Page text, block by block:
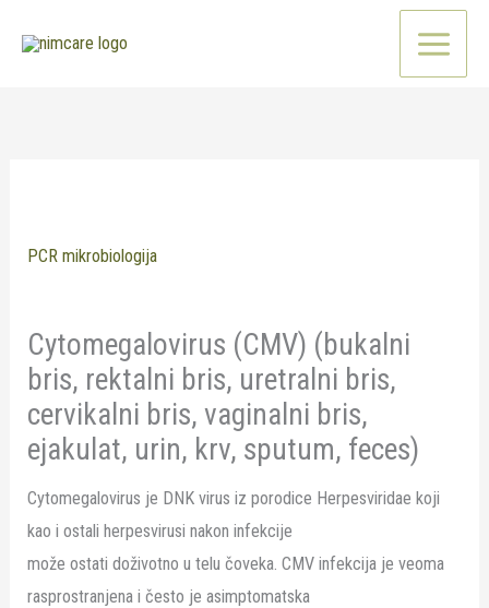
PCR mikrobiologija
Cytomegalovirus (CMV) (bukalni
bris, rektalni bris, uretralni bris,
cervikalni bris, vaginalni bris,
ejakulat, urin, krv, sputum, feces)
Cytomegalovirus je DNK virus iz porodice Herpesviridae koji
kao i ostali herpesvirusi nakon infekcije
može ostati doživotno u telu čoveka. CMV infekcija je veoma
rasprostranjena i često je asimptomatska